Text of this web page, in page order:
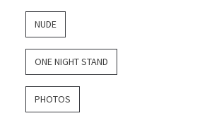
NUDE
ONE NIGHT STAND
PHOTOS